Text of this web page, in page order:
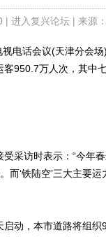
| 进入复兴论坛| 来源
电话会议(天津分会
950.7万人次，其中
访时表示：“今年
而‘铁陆空’三大主要
动，本市道路将组织